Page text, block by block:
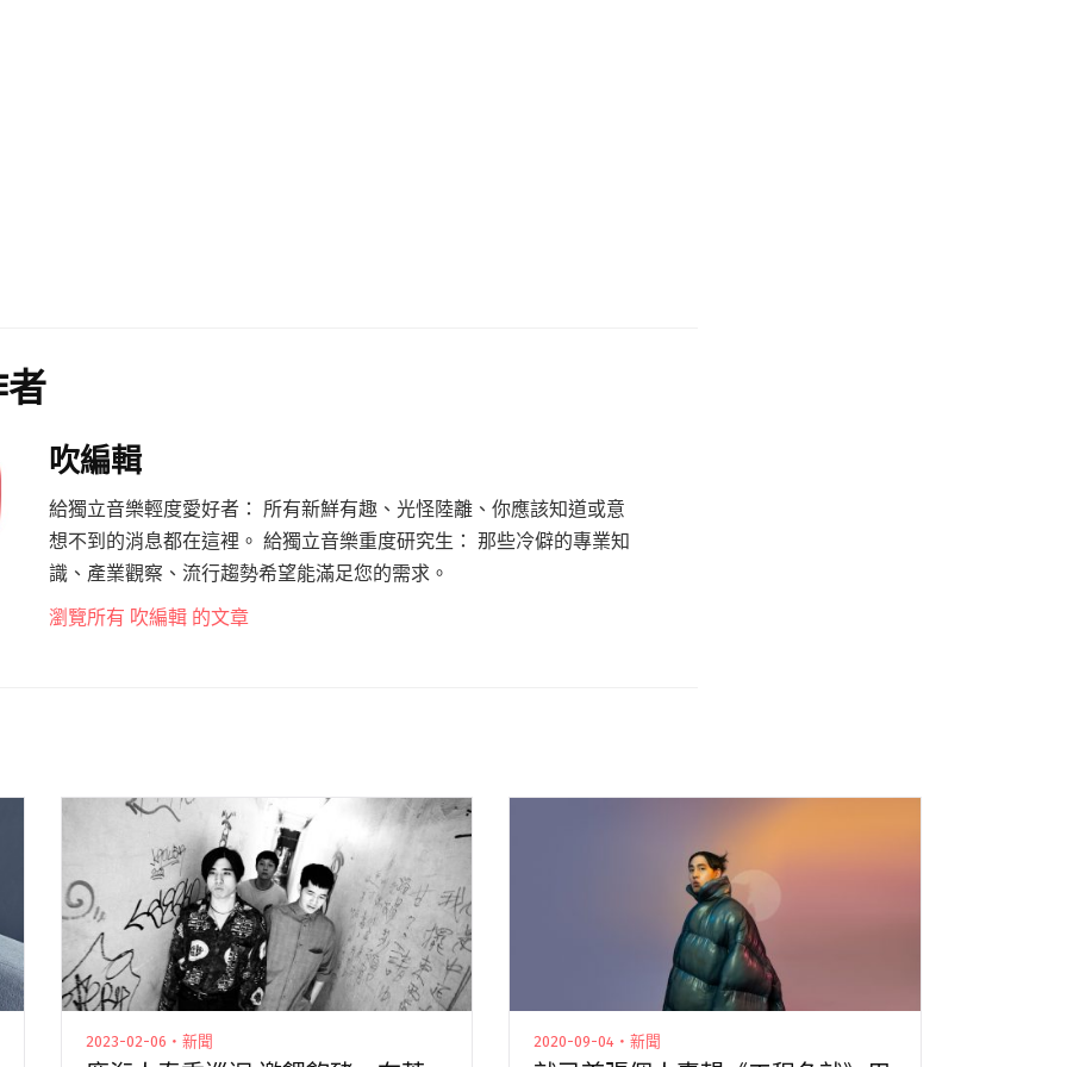
吹編輯
給獨立音樂輕度愛好者： 所有新鮮有趣、光怪陸離、你應該知道或意
想不到的消息都在這裡。 給獨立音樂重度研究生： 那些冷僻的專業知
識、產業觀察、流行趨勢希望能滿足您的需求。
瀏覽所有 吹編輯 的文章
2023-02-06・新聞 2020-09-04・新聞